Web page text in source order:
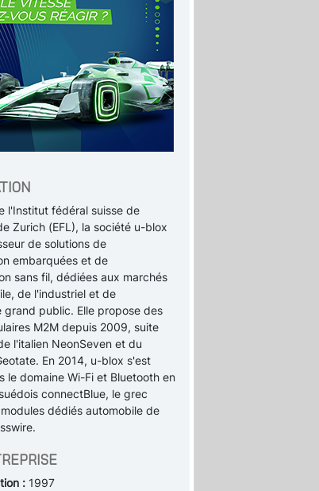
l'Institut fédéral suisse de
Zurich (EFL), la société u-blox
de solutions de
embarquées et de
sans fil, dédiées aux marchés
de l'industriel et de
grand public. Elle propose des
M2M depuis 2009, suite
l'italien NeonSeven et du
En 2014, u-blox s'est
le domaine Wi-Fi et Bluetooth en
connectBlue, le grec
dédiés automobile de
: 1997